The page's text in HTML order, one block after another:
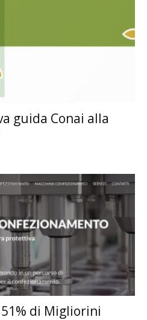
guida Conai alla
51% di Migliorini